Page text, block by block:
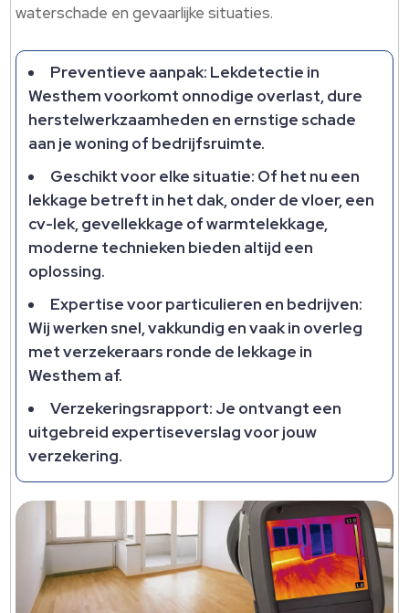
waterschade en gevaarlijke situaties.​
Preventieve aanpak: Lekdetectie in
Westhem voorkomt onnodige overlast, dure
herstelwerkzaamheden en ernstige schade
aan je woning of bedrijfsruimte.​
Geschikt voor elke situatie: Of het nu een
lekkage betreft in het dak, onder de vloer, een
cv-lek, gevellekkage of warmtelekkage,
moderne technieken bieden altijd een
oplossing.​
Expertise voor particulieren en bedrijven:
Wij werken snel, vakkundig en vaak in overleg
met verzekeraars ronde de lekkage in
Westhem af.​
Verzekeringsrapport: Je ontvangt een
uitgebreid expertiseverslag voor jouw
verzekering.​